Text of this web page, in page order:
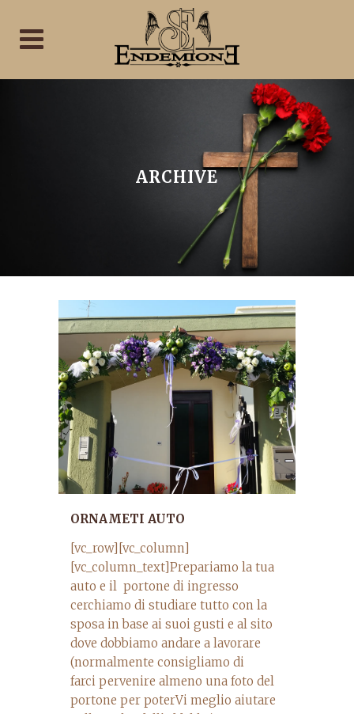
ARCHIVE
ORNAMETI AUTO
[vc_row][vc_column]
[vc_column_text]Prepariamo la tua
auto e il portone di ingresso
cerchiamo di studiare tutto con la
sposa in base ai suoi gusti e al sito
dove dobbiamo andare a lavorare
(normalmente consigliamo di
farci pervenire almeno una foto del
portone per poterVi meglio aiutare